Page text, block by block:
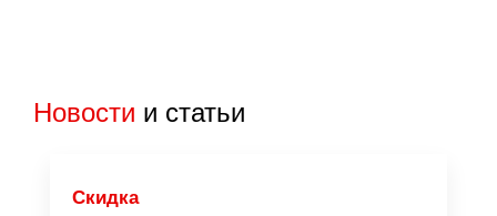
Новости и статьи
Скидка